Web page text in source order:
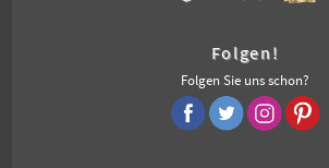
Folgen!
Folgen Sie uns schon?